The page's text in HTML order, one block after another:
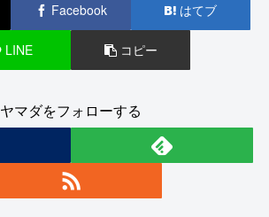
Facebook はてブ
LINE コピー
ヤマダをフォローする